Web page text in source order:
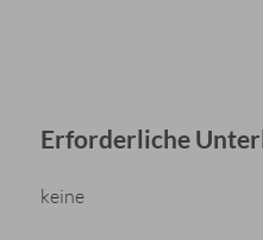
Erforderliche
keine